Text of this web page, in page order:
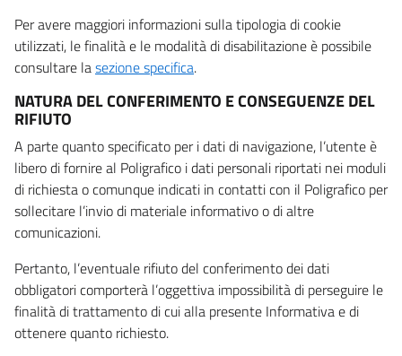
Per avere maggiori informazioni sulla tipologia di cookie
utilizzati, le finalità e le modalità di disabilitazione è possibile
consultare lasezione specifica.
NATURA DEL CONFERIMENTO E CONSEGUENZE DEL
RIFIUTO
A parte quanto specificato per i dati di navigazione, l’utente è
libero di fornire al Poligrafico i dati personali riportati nei moduli
di richiesta o comunque indicati in contatti con il Poligrafico per
sollecitare l’invio di materiale informativo o di altre
comunicazioni.
Pertanto, l’eventuale rifiuto del conferimento dei dati
obbligatori comporterà l’oggettiva impossibilità di perseguire le
finalità di trattamento di cui alla presente Informativa e di
ottenere quanto richiesto.